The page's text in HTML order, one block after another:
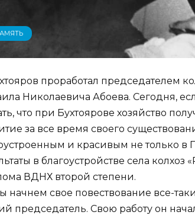
проработал председателем
Николаевича Абоева. Сегодня,
что при Бухтоярове хозяйство
за все время своего
и красивым не только в
в благоустройстве села колхоз
ВДНХ второй степени.
начнем свое повествование все-
председатель. Свою работу он